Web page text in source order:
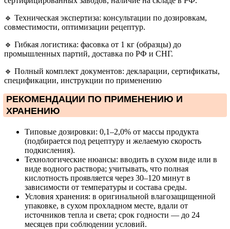
🔹 Техническая экспертиза: консультации по дозировкам,
совместимости, оптимизации рецептур.
🔹 Гибкая логистика: фасовка от 1 кг (образцы) до
промышленных партий, доставка по РФ и СНГ.
🔹 Полный комплект документов: декларации, сертификаты,
спецификации, инструкции по применению
РЕКОМЕНДАЦИИ ПО ПРИМЕНЕНИЮ И
ХРАНЕНИЮ
Типовые дозировки: 0,1–2,0% от массы продукта
(подбирается под рецептуру и желаемую скорость
подкисления).
Технологические нюансы: вводить в сухом виде или в
виде водного раствора; учитывать, что полная
кислотность проявляется через 30–120 минут в
зависимости от температуры и состава среды.
Условия хранения: в оригинальной влагозащищенной
упаковке, в сухом прохладном месте, вдали от
источников тепла и света; срок годности — до 24
месяцев при соблюдении условий.